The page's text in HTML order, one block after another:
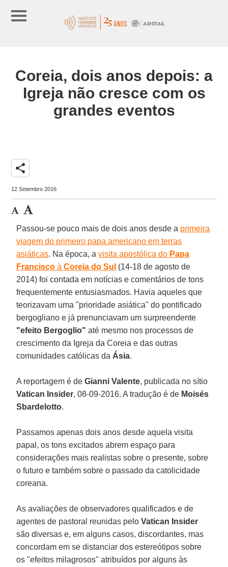
Coreia, dois anos depois: a
Igreja não cresce com os
grandes eventos
share
12 Setembro 2016
Passou-se pouco mais de dois anos desde a primeira
viagem do primeiro papa americano em terras
asiáticas. Na época, avisita apostólica do Papa
Francisco àCoreia do Sul (14-18 de agosto de
2014) foi contada em notícias e comentários de tons
frequentemente entusiasmados. Havia aqueles que
teorizavam uma "prioridade asiática" do pontificado
bergogliano e já prenunciavam um surpreendente
"efeito Bergoglio" até mesmo nos processos de
crescimento da Igreja da Coreia e das outras
comunidades católicas da Ásia.
A reportagem é deGianni Valente, publicada no sítio
Vatican Insider, 08-09-2016. A tradução é de Moisés
Sbardelotto.
Passamos apenas dois anos desde aquela visita
papal, os tons excitados abrem espaço para
considerações mais realistas sobre o presente, sobre
o futuro e também sobre o passado da catolicidade
coreana.
As avaliações de observadores qualificados e de
agentes de pastoral reunidas peloVatican Insider
são diversas e, em alguns casos, discordantes, mas
concordam em se distanciar dos estereótipos sobre
os "efeitos milagrosos" atribuídos por alguns às